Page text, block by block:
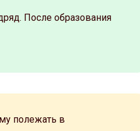
После образования
полежать в